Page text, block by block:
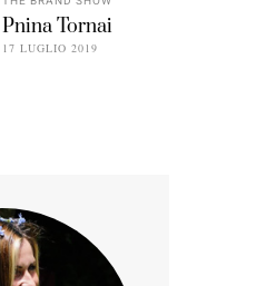
Pnina Tornai
17 LUGLIO 2019